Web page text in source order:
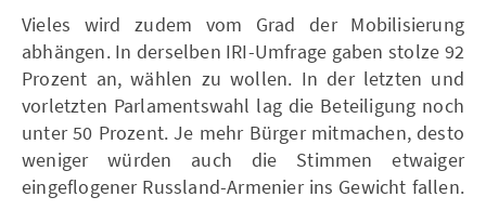
Vieles wird zudem vom Grad der Mobilisierung
abhängen. In derselben IRI-Umfrage gaben stolze 92
Prozent an, wählen zu wollen. In der letzten und
vorletzten Parlamentswahl lag die Beteiligung noch
unter 50 Prozent. Je mehr Bürger mitmachen, desto
weniger würden auch die Stimmen etwaiger
eingeflogener Russland-Armenier ins Gewicht fallen.